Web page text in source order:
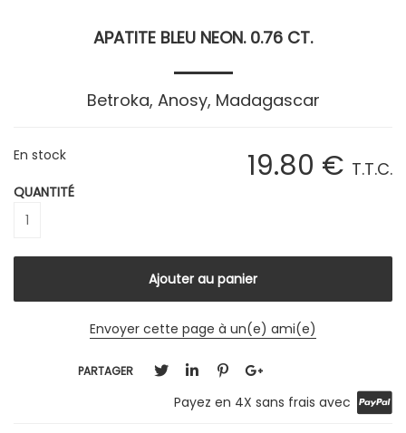
APATITE BLEU NEON. 0.76 CT.
Betroka, Anosy, Madagascar
19.80 € T.T.C.
En stock
QUANTITÉ
Envoyer cette page à un(e) ami(e)
PARTAGER
Payez en 4X sans frais avec